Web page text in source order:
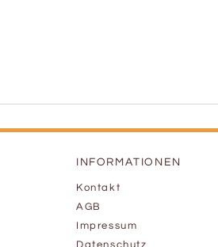
INFORMATIONEN
Kontakt
AGB
Impressum